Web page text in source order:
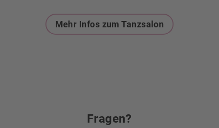
Mehr Infos zum Tanzsalon
Fragen?